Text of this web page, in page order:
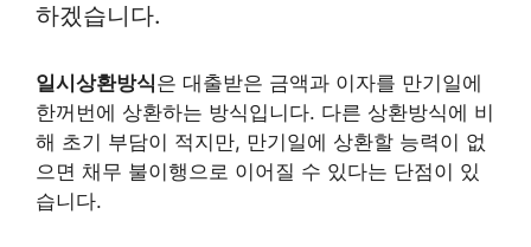
하겠습니다.
일시상환방식은 대출받은 금액과 이자를 만기일에
한꺼번에 상환하는 방식입니다. 다른 상환방식에 비
해 초기 부담이 적지만, 만기일에 상환할 능력이 없
으면 채무 불이행으로 이어질 수 있다는 단점이 있
습니다.